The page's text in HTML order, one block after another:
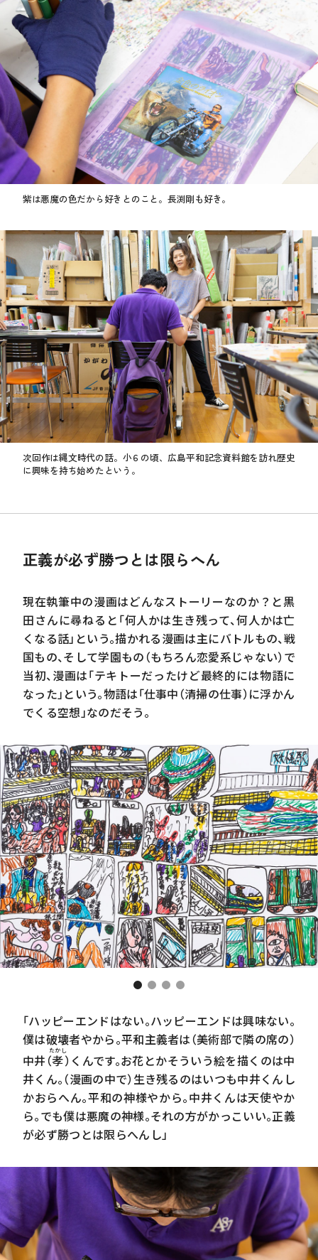
タイトルは『人類崩壊』『世紀末』など
正義が必ず勝つとは限らへん
紫は悪魔の色だから好きとのこと。長渕剛も好き。
次回作は縄文時代の話。小６の頃、広島平和記念資料館を訪れ歴史
に興味を持ち始めたという。
正義が必ず勝つとは限らへん
現在執筆中の漫画はどんなストーリーなのか？と黒
田さんに尋ねると「何人かは生き残って、何人かは亡
くなる話」という。描かれる漫画は主にバトルもの、戦
国もの、そして学園もの（もちろん恋愛系じゃない）で
当初、漫画は「テキトーだったけど最終的には物語に
なった」という。物語は「仕事中（清掃の仕事）に浮かん
でくる空想」なのだそう。
「ハッピーエンドはない。ハッピーエンドは興味ない。
僕は破壊者やから。平和主義者は（美術部で隣の席の）
中井（孝
たかし
） くんです。お花とかそういう絵を描くのは中
井くん。（漫画の中で）生き残るのはいつも中井くんし
かおらへん。平和の神様やから。中井くんは天使やか
ら。でも僕は悪魔の神様。それの方がかっこいい。正義
が必ず勝つとは限らへんし」